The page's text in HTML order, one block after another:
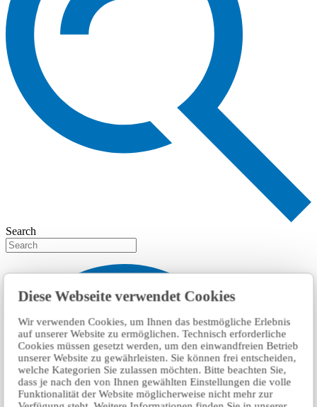
Diese Webseite verwendet Cookies
Wir verwenden Cookies, um Ihnen das bestmögliche Erlebnis
auf unserer Website zu ermöglichen. Technisch erforderliche
Cookies müssen gesetzt werden, um den einwandfreien Betrieb
unserer Website zu gewährleisten. Sie können frei entscheiden,
welche Kategorien Sie zulassen möchten. Bitte beachten Sie,
dass je nach den von Ihnen gewählten Einstellungen die volle
Funktionalität der Website möglicherweise nicht mehr zur
Search